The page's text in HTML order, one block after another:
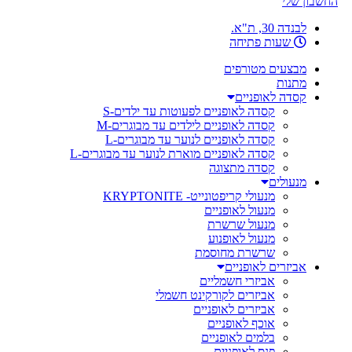
לבנדה 30, ת"א.
שעות פתיחה
מבצעים מטורפים
מתנות
קסדה לאופניים
קסדה לאופניים לפעוטות עד ילדים-S
קסדה לאופניים לילדים עד מבוגרים-M
קסדה לאופניים לנוער עד מבוגרים-L
קסדה לאופניים מוארת לנוער עד מבוגרים-L
קסדה מתצוגה
מנעולים
מנעולי קריפטונייט- KRYPTONITE
מנעול לאופניים
מנעול שרשרת
מנעול לאופנוע
שרשרת מחוסמת
אביזרים לאופניים
אביזרי חשמליים
אביזרים לקורקינט חשמלי
אביזרים לאופניים
אוכף לאופניים
בלמים לאופניים